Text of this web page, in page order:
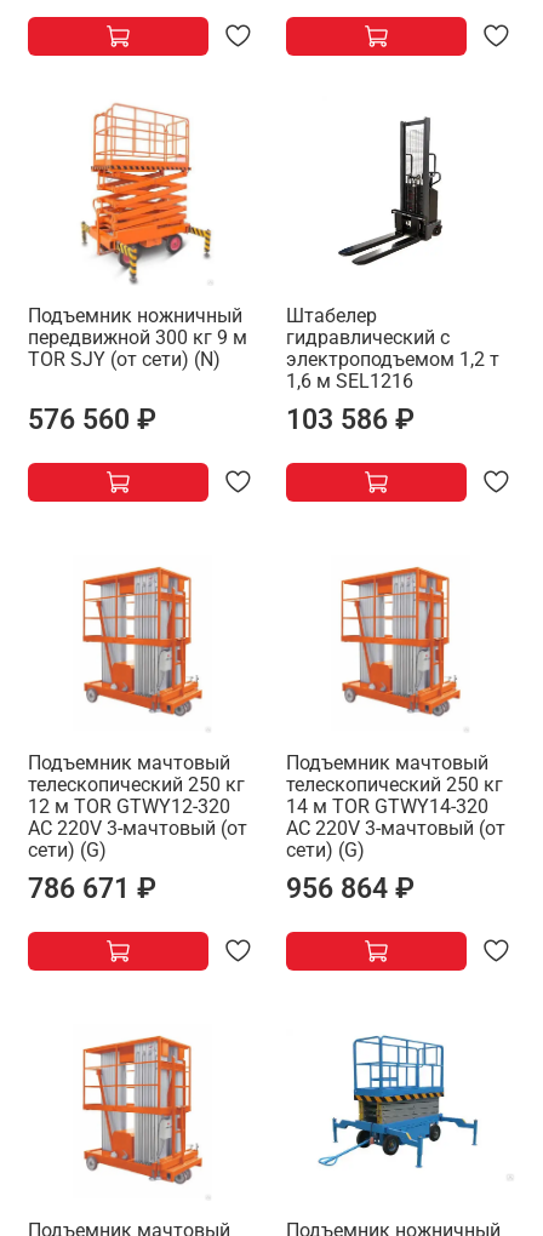
Подъемник ножничный
передвижной 300 кг 9 м
TOR SJY (от сети) (N)
576 560 ₽
Штабелер
гидравлический с
электроподъемом 1,2 т
1,6 м SEL1216
103 586 ₽
Подъемник мачтовый
телескопический 250 кг
12 м TOR GTWY12-320
AC 220V 3-мачтовый (от
сети) (G)
786 671 ₽
Подъемник мачтовый
телескопический 250 кг
14 м TOR GTWY14-320
AC 220V 3-мачтовый (от
сети) (G)
956 864 ₽
Подъемник мачтовый Подъемник ножничный